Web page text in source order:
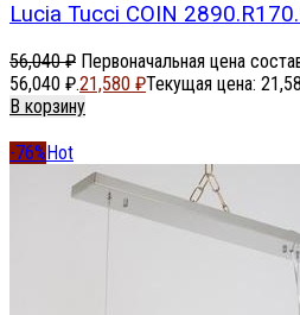
Lucia Tucci COIN
56,040₽ Первоначальная цена
56,040 ₽.21,580 ₽Текущая цена:
В корзину
-76%Hot